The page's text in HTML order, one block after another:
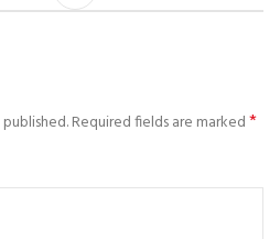
Required fields are marked*